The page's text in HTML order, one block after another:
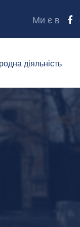
Ми є в
діяльність